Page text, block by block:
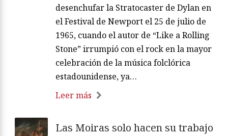
desenchufar la Stratocaster de Dylan en
el Festival de Newport el 25 de julio de
1965, cuando el autor de “Like a Rolling
Stone” irrumpió con el rock en la mayor
celebración de la música folclórica
estadounidense, ya…
Leer más
Las Moiras solo hacen su trabajo